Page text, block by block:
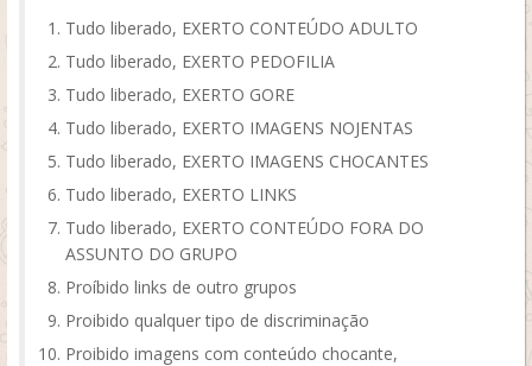
Tudo liberado, EXERTO CONTEÚDO ADULTO
Tudo liberado, EXERTO PEDOFILIA
Tudo liberado, EXERTO GORE
Tudo liberado, EXERTO IMAGENS NOJENTAS
Tudo liberado, EXERTO IMAGENS CHOCANTES
Tudo liberado, EXERTO LINKS
Tudo liberado, EXERTO CONTEÚDO FORA DO
ASSUNTO DO GRUPO
Proíbido links de outro grupos
Proibido qualquer tipo de discriminação
Proibido imagens com conteúdo chocante,